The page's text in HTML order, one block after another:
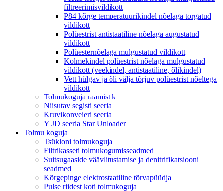
filtreerimisvildikott
P84 kõrge temperatuurikindel nõelaga torgatud
vildikott
Polüestrist antistaatiline nõelaga augustatud
vildikott
Polüesternõelaga mulgustatud vildikott
Kolmekindel polüestrist nõelaga mulgustatud
vildikott (veekindel, antistaatiline, õlikindel)
Vett hülgav ja õli välja tõrjuv polüestrist nõeltega
vildikott
Tolmukoguja raamistik
Niisutav segisti seeria
Kruvikonveieri seeria
Y JD seeria Star Unloader
Tolmu koguja
Tsükloni tolmukoguja
Filtrikasseti tolmukogumisseadmed
Suitsugaaside väävlitustamise ja denitrifikatsiooni
seadmed
Kõrgepinge elektrostaatiline tõrvapüüdja
Pulse riidest koti tolmukoguja